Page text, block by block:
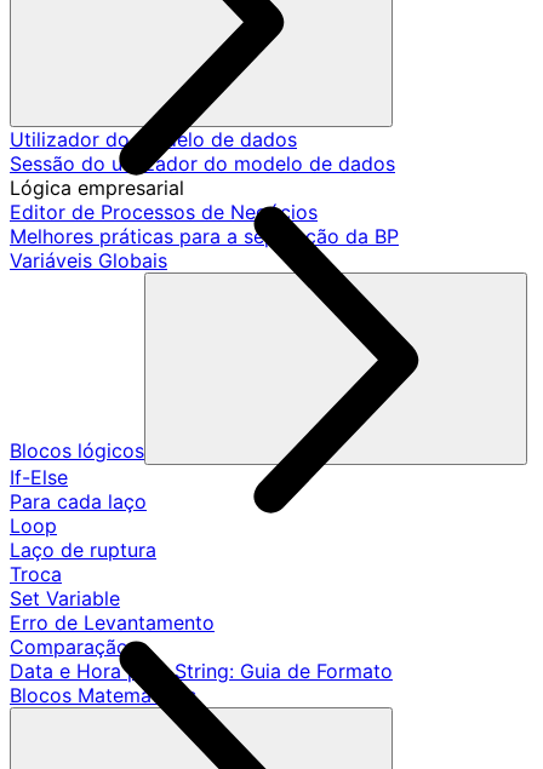
Utilizador do modelo de dados
Sessão do utilizador do modelo de dados
Lógica empresarial
Editor de Processos de Negócios
Melhores práticas para a separação da BP
Variáveis Globais
Blocos lógicos
If-Else
Para cada laço
Loop
Laço de ruptura
Troca
Set Variable
Erro de Levantamento
Comparação
Data e Hora para String: Guia de Formato
Blocos Matemáticos